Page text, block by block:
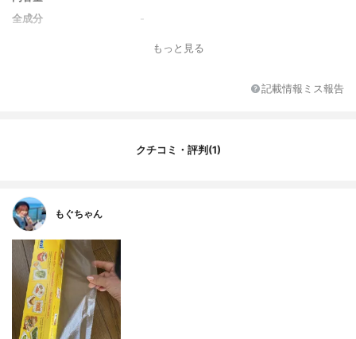
全成分
ポリエチレン
食器洗浄機
電子レンジ対応
防水性能
最大重量
計量単位
ゼロ点設定
もっと見る
記載情報ミス報告
クチコミ・評判(1)
もぐちゃん